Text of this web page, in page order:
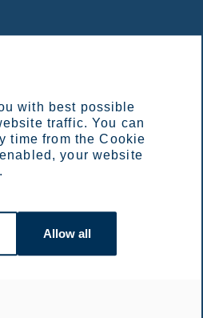
with best possible
traffic. You can
time from the Cookie
your website
Allow all